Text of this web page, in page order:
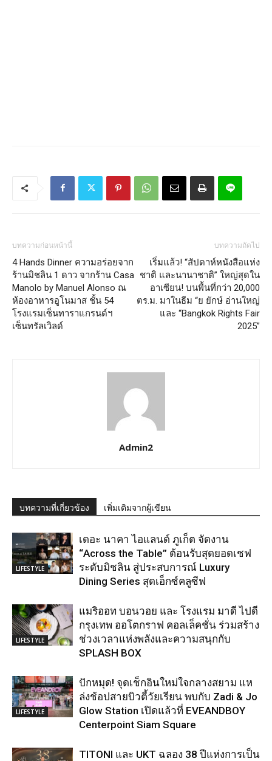
บทความก่อนหน้านี้
4 Hands Dinner ความอร่อยจาก
ร้านมิชลิน 1 ดาว จากร้าน Casa
Manolo by Manuel Alonso ณ
ห้องอาหารอูโนมาส ชั้น 54
โรงแรมเซ็นทาราแกรนด์ฯ
เซ็นทรัลเวิลด์
บทความถัดไป
เริ่มแล้ว! “สัปดาห์หนังสือแห่ง
ชาติ และนานาชาติ” ใหญ่สุดใน
อาเซียน! บนพื้นที่กว่า 20,000
ตร.ม. มาในธีม “ย ยักษ์ อ่านใหญ่
และ “Bangkok Rights Fair
2025”
Admin2
บทความที่เกี่ยวข้อง เพิ่มเติมจากผู้เขียน
LIFESTYLE
เดอะ นาคา ไอแลนด์ ภูเก็ต จัดงาน
“Across the Table” ต้อนรับสุดยอดเชฟ
ระดับมิชลิน สู่ประสบการณ์ Luxury
Dining Series สุดเอ็กซ์คลูซีฟ
LIFESTYLE
แมริออท บอนวอย และ โรงแรม มาดี ไปดี
กรุงเทพ ออโตกราฟ คอลเล็คชั่น ร่วมสร้าง
ช่วงเวลาแห่งพลังและความสนุกกับ
SPLASH BOX
LIFESTYLE
ปักหมุด! จุดเช็กอินใหม่ใจกลางสยาม แห
ล่งช้อปสายบิวตี้วัยเรียน พบกับ Zadi & Jo
Glow Station เปิดแล้วที่ EVEANDBOY
Centerpoint Siam Square
TITONI และ UKT ฉลอง 38 ปีแห่งการเป็น